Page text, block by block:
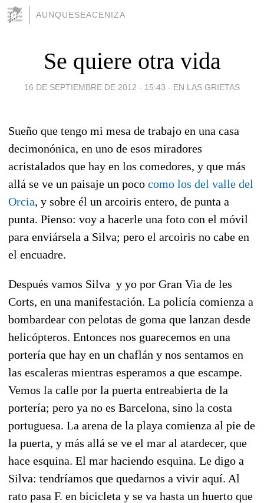
AUNQUESEACENIZA
Se quiere otra vida
16 DE SEPTIEMBRE DE 2012 - 15:43 - EN LAS GRIETAS
Sueño que tengo mi mesa de trabajo en una casa
decimonónica, en uno de esos miradores
acristalados que hay en los comedores, y que más
allá se ve un paisaje un poco como los del valle del
Orcia, y sobre él un arcoiris entero, de punta a
punta. Pienso: voy a hacerle una foto con el móvil
para enviársela a Silva; pero el arcoiris no cabe en
el encuadre.
Después vamos Silva y yo por Gran Via de les
Corts, en una manifestación. La policía comienza a
bombardear con pelotas de goma que lanzan desde
helicópteros. Entonces nos guarecemos en una
portería que hay en un chaflán y nos sentamos en
las escaleras mientras esperamos a que escampe.
Vemos la calle por la puerta entreabierta de la
portería; pero ya no es Barcelona, sino la costa
portuguesa. La arena de la playa comienza al pie de
la puerta, y más allá se ve el mar al atardecer, que
hace esquina. El mar haciendo esquina. Le digo a
Silva: tendríamos que quedarnos a vivir aquí. Al
rato pasa F. en bicicleta y se va hasta un huerto que